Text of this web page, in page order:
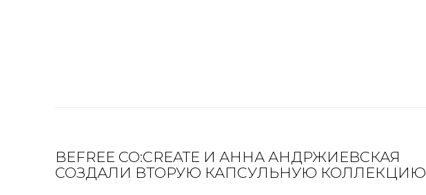
BEFREE CO:CREATE И АННА АНДРЖИЕВСКАЯ
СОЗДАЛИ ВТОРУЮ КАПСУЛЬНУЮ КОЛЛЕКЦИЮ